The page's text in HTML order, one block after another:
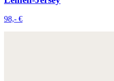
98,- €